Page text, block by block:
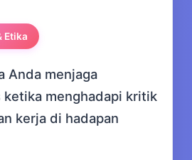
Etika
Anda menjaga
menghadapi kritik
kerja di hadapan